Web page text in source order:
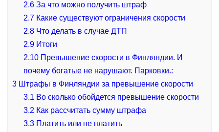
2.6 За что можно получить штраф
2.7 Какие существуют ограничения скорости
2.8 Что делать в случае ДТП
2.9 Итоги
2.10 Прeвышение скорости в Финляндии. И
почему богатые не нарушают. Парковки.:
3Штрафы в Финляндии за превышение скорости
3.1 Во сколько обойдется превышение скорости
3.2 Как рассчитать сумму штрафа
3.3 Платить или не платить